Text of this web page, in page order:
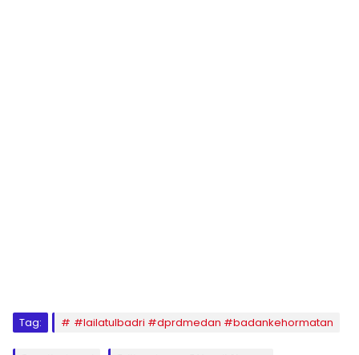
Tag: #lailatulbadri #dprdmedan #badankehormatan